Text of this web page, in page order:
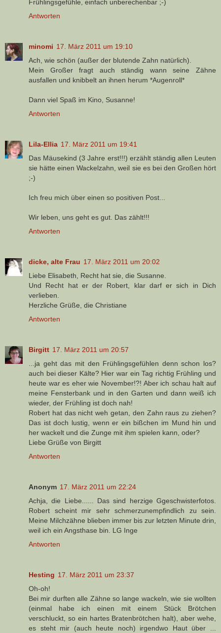
Frühlingsgefühle, einfach unberechenbar ;-)
Antworten
minomi 17. März 2011 um 19:10
Ach, wie schön (außer der blutende Zahn natürlich).
Mein Großer fragt auch ständig wann seine Zähne
ausfallen und knibbelt an ihnen herum *Augenroll*
Dann viel Spaß im Kino, Susanne!
Antworten
Lila-Ellia 17. März 2011 um 19:41
Das Mäusekind (3 Jahre erst!!!) erzählt ständig allen Leuten
sie hätte einen Wackelzahn, weil sie es bei den Großen hört
;-)
Ich freu mich über einen so positiven Post...
Wir leben, uns geht es gut. Das zählt!!!
Antworten
dicke, alte Frau 17. März 2011 um 20:02
Liebe Elisabeth, Recht hat sie, die Susanne.
Und Recht hat er der Robert, klar darf er sich in Dich
verlieben.
Herzliche Grüße, die Christiane
Antworten
Birgitt 17. März 2011 um 20:57
...ja geht das mit den Frühlingsgefühlen denn schon los?
auch bei dieser Kälte? Hier war ein Tag richtig Frühling und
heute war es eher wie November!?! Aber ich schau halt auf
meine Fensterbank und in den Garten und dann weiß ich
wieder, der Frühling ist doch nah!
Robert hat das nicht weh getan, den Zahn raus zu ziehen?
Das ist doch lustig, wenn er ein bißchen im Mund hin und
her wackelt und die Zunge mit ihm spielen kann, oder?
Liebe Grüße von Birgitt
Antworten
Anonym 17. März 2011 um 22:24
Achja, die Liebe...... Das sind herzige Ggeschwisterfotos.
Robert scheint mir sehr schmerzunempfindlich zu sein.
Meine Milchzähne blieben immer bis zur letzten Minute drin,
weil ich ein Angsthase bin. LG Inge
Antworten
Hesting 17. März 2011 um 23:37
Oh-oh!
Bei mir durften alle Zähne so lange wackeln, wie sie wollten
(einmal habe ich einen mit einem Stück Brötchen
verschluckt, so ein hartes Bratenbrötchen halt), aber wehe,
es steht mir (auch heute noch) irgendwo Haut über ...